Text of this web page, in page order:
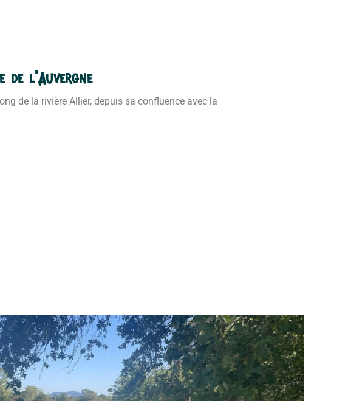
l’Auvergne
de la rivière Allier, depuis sa confluence avec la